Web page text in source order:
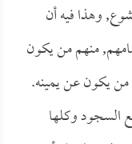
وهذا فيه أن
منهم من يكون
من يكون عن يمينه.
السجود وكلها